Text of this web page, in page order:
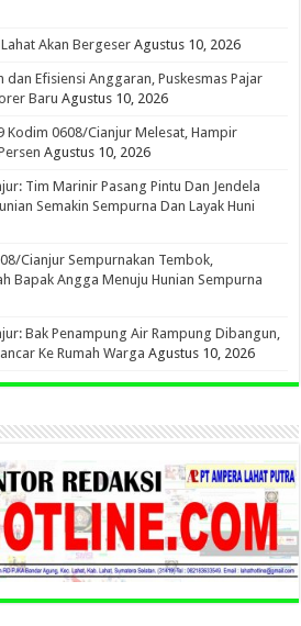
Akan Bergeser Agustus 10, 2026
Efisiensi Anggaran, Puskesmas Pajar
Baru Agustus 10, 2026
Kodim 0608/Cianjur Melesat, Hampir
Agustus 10, 2026
Tim Marinir Pasang Pintu Dan Jendela
Semakin Sempurna Dan Layak Huni
Cianjur Sempurnakan Tembok,
Bapak Angga Menuju Hunian Sempurna
Bak Penampung Air Rampung Dibangun,
Ke Rumah Warga Agustus 10, 2026